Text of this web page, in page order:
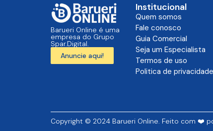
Barueri Online é uma
empresa do Grupo
Spar.Digital.
Anuncie aqui!
Institucional
Quem somos
Fale conosco
Guia Comercial
Seja um Especialista
Termos de uso
Politica de privacidade
Copyright © 2024 Barueri Online. Feito com ❤️